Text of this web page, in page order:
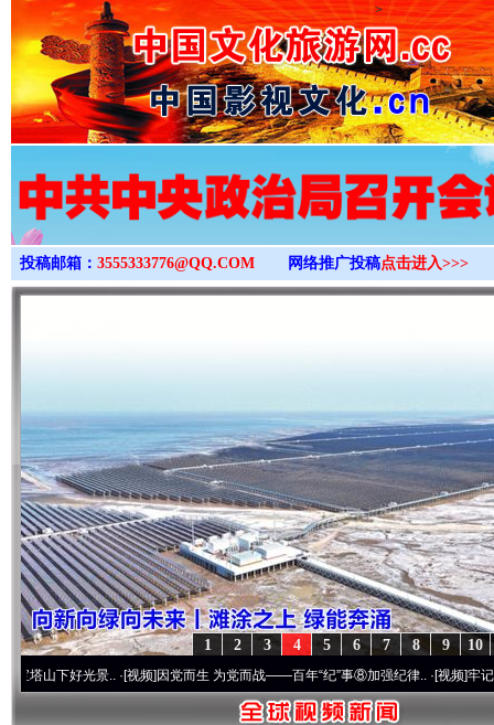
>
投稿邮箱： 3555333776@QQ.COM 网络推广投稿点击进入>>>
10
9
8
7
6
5
4
3
2
1
光景..·[视频]因党而生 为党而战——百年“纪”事⑧加强纪律..·[视频]牢记初心使命 奋
“后车司机肯定在骂我” 全民健